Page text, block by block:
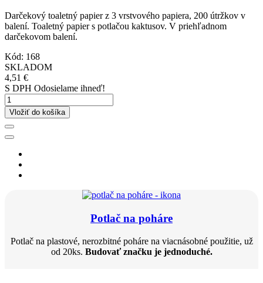
Darčekový toaletný papier z 3 vrstvového papiera, 200 útržkov v
balení. Toaletný papier s potlačou kaktusov. V priehľadnom
darčekovom balení.
Kód: 168
SKLADOM
4,51 €
S DPH Odosielame ihneď!
Vložiť do košíka
Potlač na poháre
Potlač na plastové, nerozbitné poháre na viacnásobné použitie, už
od 20ks. Budovať značku je jednoduché.